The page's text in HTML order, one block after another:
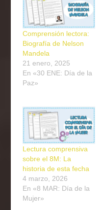
Comprensión lectora:
Biografía de Nelson
Mandela
21 enero, 2025
En «30 ENE: Día de la
Paz»
Lectura comprensiva
sobre el 8M: La
historia de esta fecha
4 marzo, 2026
En «8 MAR: Día de la
Mujer»